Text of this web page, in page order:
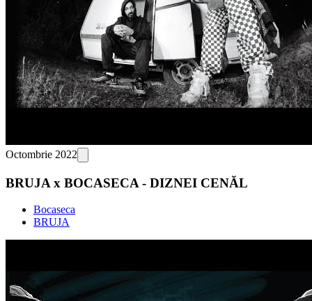
Octombrie 2022
BRUJA x BOCASECA - DIZNEI CENĂL
Bocaseca
BRUJA